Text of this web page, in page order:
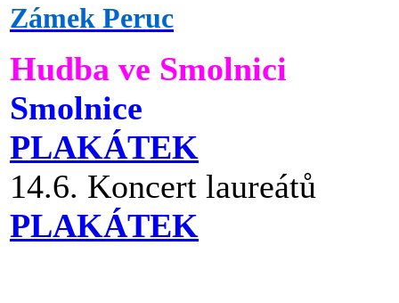
Zámek Peruc
Hudba ve Smolnici
Smolnice
PLAKÁTEK
14.6. Koncert laureátů
PLAKÁTEK